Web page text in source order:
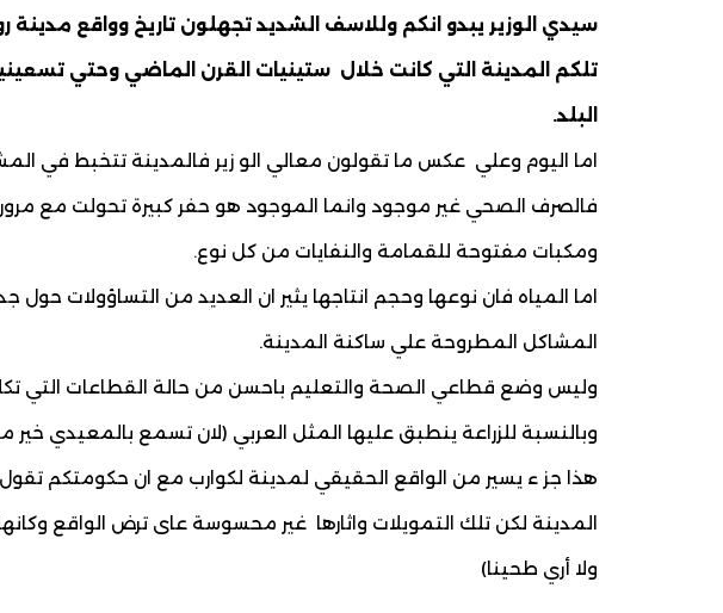
سيدي الوزير يبدو انكم وللاسف الشديد تجهلون تاريخ وواقع مدينة
تلكم المدينة التي كانت خلال ستينيات القرن الماضي وحتي
البلد.
اما اليوم وعلي عكس ما تقولون معالي الو زير فالمدينة تتخبط في
فالصرف الصحي غير موجود وانما الموجود هو حفر كبيرة تحولت مع
ومكبات مفتوحة للقمامة والنفايات من كل نوع.
اما المياه فان نوعها وحجم انتاجها يثير ان العديد من التساؤولات
المشاكل المطروحة علي ساكنة المدينة.
وليس وضع قطاعي الصحة والتعليم باحسن من حالة القطاعات التي
وبالنسبة للزراعة ينطبق عليها المثل العربي (لان تسمع بالمعيدي خير
هذا جز ء يسير من الواقع الحقيقي لمدينة لكوارب مع ان حكومتكم
المدينة لكن تلك التمويلات واثارها غير محسوسة عاى ترض الواقع
ولا أري طحينا)